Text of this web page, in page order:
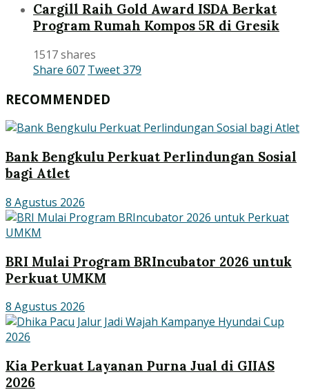
Cargill Raih Gold Award ISDA Berkat
Program Rumah Kompos 5R di Gresik
1517 shares
Share 607 Tweet379
RECOMMENDED
Bank Bengkulu Perkuat Perlindungan Sosial
bagi Atlet
8 Agustus 2026
BRI Mulai Program BRIncubator 2026 untuk
Perkuat UMKM
8 Agustus 2026
Kia Perkuat Layanan Purna Jual di GIIAS
2026